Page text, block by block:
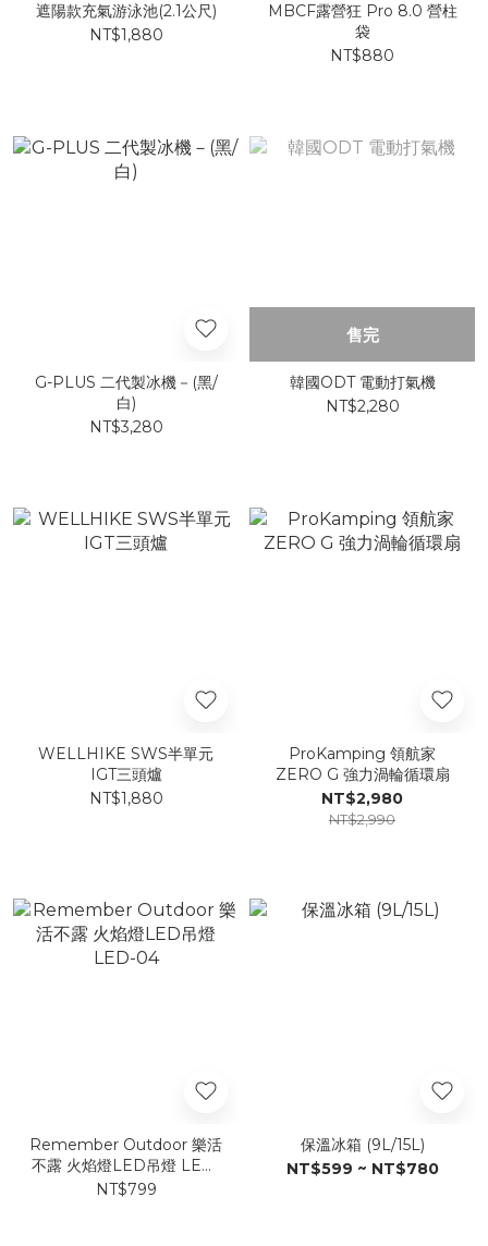
遮陽款充氣游泳池(2.1公尺)
NT$1,880
MBCF露營狂 Pro 8.0 營柱
袋
NT$880
G-PLUS 二代製冰機－(黑/
白)
NT$3,280
售完
韓國ODT 電動打氣機
NT$2,280
WELLHIKE SWS半單元
IGT三頭爐
NT$1,880
ProKamping 領航家
ZERO G 強力渦輪循環扇
NT$2,980
NT$2,990
Remember Outdoor 樂活
不露 火焰燈LED吊燈 LED-
04
NT$799
保溫冰箱 (9L/15L)
NT$599 ~ NT$780